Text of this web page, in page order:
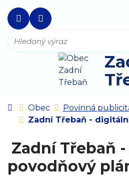
+420 257 721 399
Úvodní stránka
Obec
Povinná
Zadní Třebaň -
Zadní Třebaň
povodňový